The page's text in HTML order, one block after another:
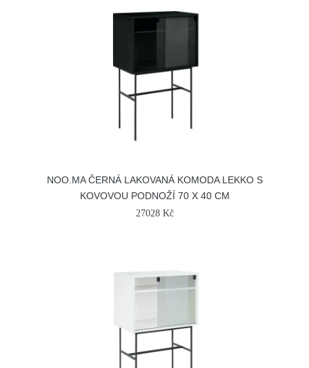
NOO.MA ČERNÁ LAKOVANÁ KOMODA LEKKO S
KOVOVOU PODNOŽÍ 70 X 40 CM
27028 Kč